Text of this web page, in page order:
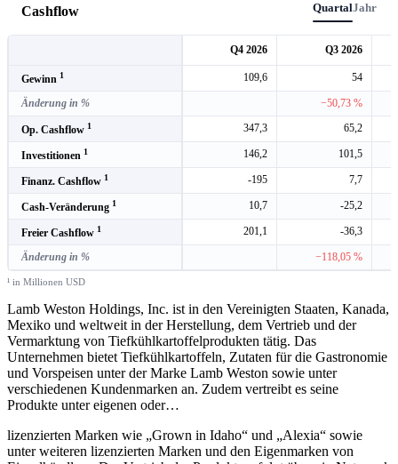
Cashflow QuartalJahr
Q4 2026 Q3 2026
Gewinn 1 109,6 54
Änderung in % −50,73 %
Op. Cashflow 1 347,3 65,2
Investitionen 1 146,2 101,5
Finanz. Cashflow 1 -195 7,7
Cash-Veränderung 1 10,7 -25,2
Freier Cashflow 1 201,1 -36,3
Änderung in % −118,05 %
¹ in Millionen USD
Lamb Weston Holdings, Inc. ist in den Vereinigten Staaten, Kanada,
Mexiko und weltweit in der Herstellung, dem Vertrieb und der
Vermarktung von Tiefkühlkartoffelprodukten tätig. Das
Unternehmen bietet Tiefkühlkartoffeln, Zutaten für die Gastronomie
und Vorspeisen unter der Marke Lamb Weston sowie unter
verschiedenen Kundenmarken an. Zudem vertreibt es seine
Produkte unter eigenen oder…
lizenzierten Marken wie „Grown in Idaho“ und „Alexia“ sowie
unter weiteren lizenzierten Marken und den Eigenmarken von